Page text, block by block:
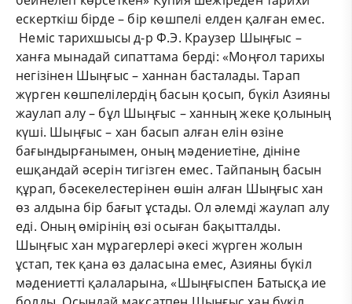
ескерткіш бірде – бір көшпелі елден қалған емес.
Неміс тарихшысы д-р Ф.Э. Краузер Шыңғыс –
ханға мынадай сипаттама берді: «Моңғол тарихы
негізінен Шыңғыс – ханнан басталады. Тарап
жүрген көшпелілердің басын қосып, бүкіл Азияны
жаулап алу – бұл Шыңғыс – ханның жеке қолының
күші. Шыңғыс – хан басып алған елін өзіне
бағындырғанымен, оның мәдениетіне, дініне
ешқандай әсерін тигізген емес. Тайпаның басын
құрап, бәсекелестерінен өшін алған Шыңғыс хан
өз алдына бір бағыт ұстады. Ол әлемді жаулап алу
еді. Оның өмірінің өзі осыған бақытталды.
Шыңғыс хан мұрагерлері әкесі жүрген жолын
ұстап, тек қана өз даласына емес, Азияны бүкіл
мәдениетті қалаларына, «Шыңғыспен Батысқа ие